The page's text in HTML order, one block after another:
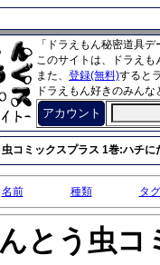
「ドラえもん秘密道具
このサイトは、ドラえ
また、 登録(無料)すると
ドラえもん好きのみん
アカウント
コミックスプラス 1巻:ハチに
名前 種類 タグ
とう虫コ